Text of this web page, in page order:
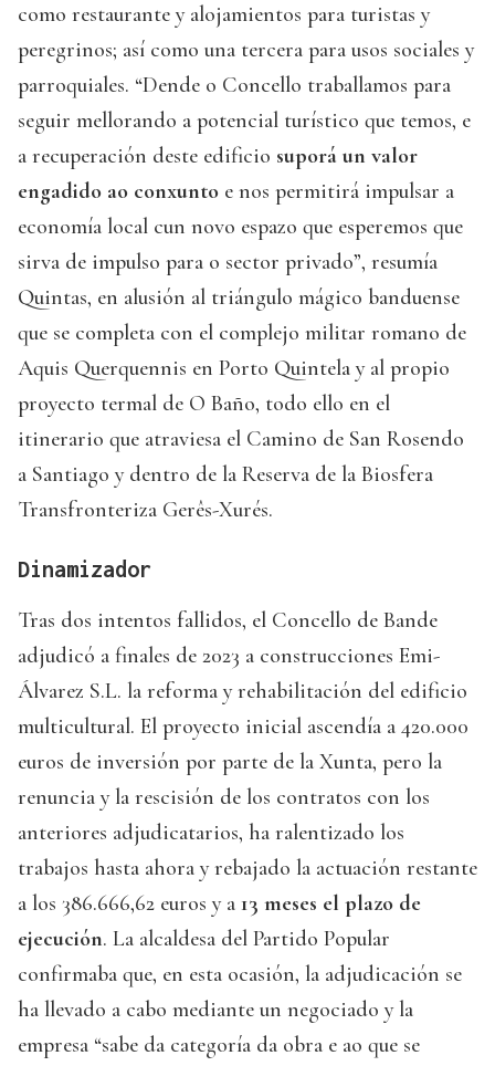
como restaurante y alojamientos para turistas y
peregrinos; así como una tercera para usos sociales y
parroquiales. “Dende o Concello traballamos para
seguir mellorando a potencial turístico que temos, e
a recuperación deste edificio suporá un valor
engadido ao conxunto e nos permitirá impulsar a
economía local cun novo espazo que esperemos que
sirva de impulso para o sector privado”, resumía
Quintas, en alusión al triángulo mágico banduense
que se completa con el complejo militar romano de
Aquis Querquennis en Porto Quintela y al propio
proyecto termal de O Baño, todo ello en el
itinerario que atraviesa el Camino de San Rosendo
a Santiago y dentro de la Reserva de la Biosfera
Transfronteriza Gerês-Xurés.
Dinamizador
Tras dos intentos fallidos, el Concello de Bande
adjudicó a finales de 2023 a construcciones Emi-
Álvarez S.L. la reforma y rehabilitación del edificio
multicultural. El proyecto inicial ascendía a 420.000
euros de inversión por parte de la Xunta, pero la
renuncia y la rescisión de los contratos con los
anteriores adjudicatarios, ha ralentizado los
trabajos hasta ahora y rebajado la actuación restante
a los 386.666,62 euros y a 13 meses el plazo de
ejecución. La alcaldesa del Partido Popular
confirmaba que, en esta ocasión, la adjudicación se
ha llevado a cabo mediante un negociado y la
empresa “sabe da categoría da obra e ao que se